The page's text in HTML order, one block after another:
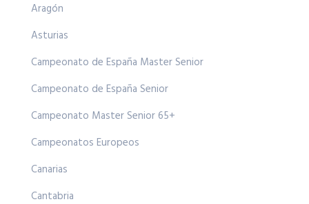
Aragón
Asturias
Campeonato de España Master Senior
Campeonato de España Senior
Campeonato Master Senior 65+
Campeonatos Europeos
Canarias
Cantabria